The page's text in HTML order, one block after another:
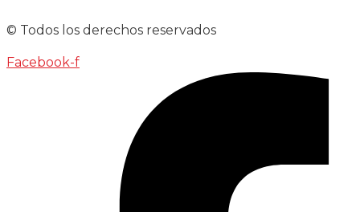
© Todos los derechos reservados
Facebook-f